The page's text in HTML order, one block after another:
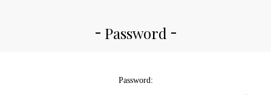
Password
Password: